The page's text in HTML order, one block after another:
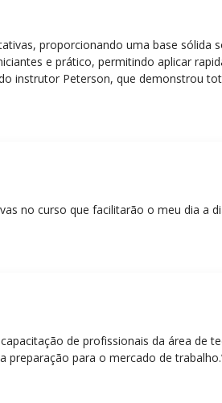
proporcionando uma base sólida
e prático, permitindo aplicar
instrutor Peterson, que demonstrou
e tornou as aulas dinâmicas
no curso que facilitarão o meu dia a
de profissionais da área de
preparação para o mercado de